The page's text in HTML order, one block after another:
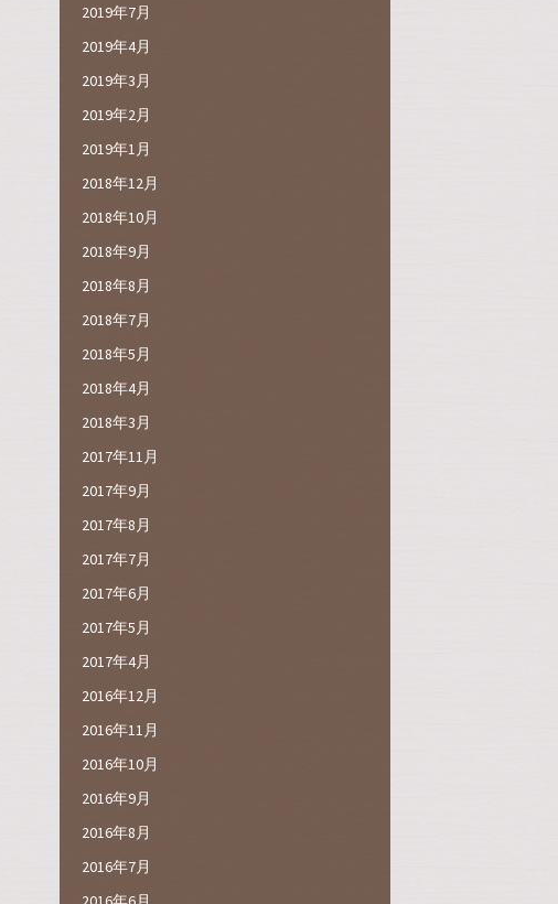
2019年7月
2019年4月
2019年3月
2019年2月
2019年1月
2018年12月
2018年10月
2018年9月
2018年8月
2018年7月
2018年5月
2018年4月
2018年3月
2017年11月
2017年9月
2017年8月
2017年7月
2017年6月
2017年5月
2017年4月
2016年12月
2016年11月
2016年10月
2016年9月
2016年8月
2016年7月